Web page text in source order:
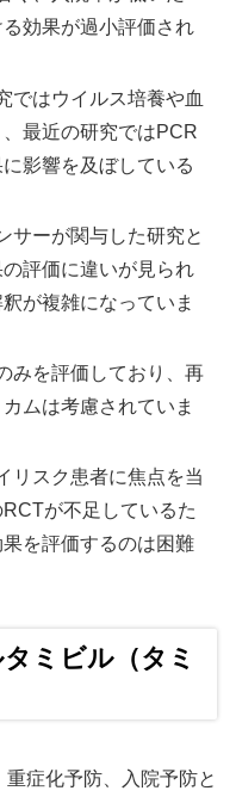
効果が過小評価され
ではウイルス培養や血
最近の研究ではPCR
影響を及ぼしている
サーが関与した研究と
評価に違いが見られ
が複雑になっていま
みを評価しており、再
ムは考慮されていま
リスク患者に焦点を当
が不足しているた
を評価するのは困難
ミビル（タミ
症化予防、入院予防と